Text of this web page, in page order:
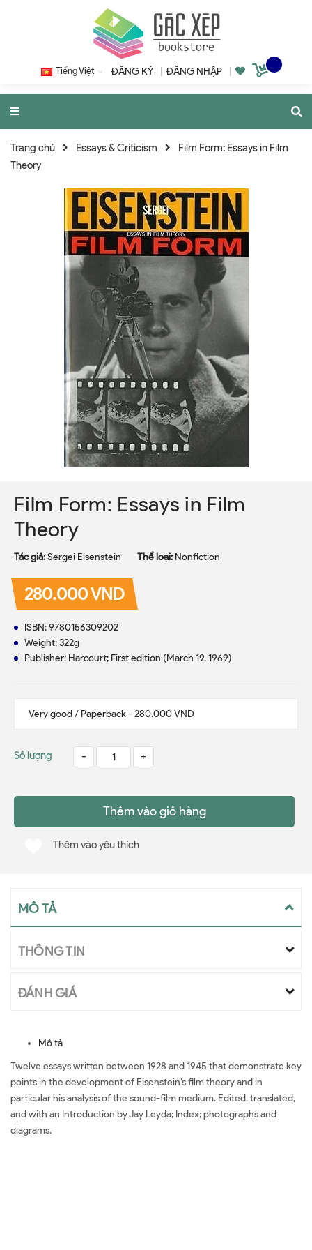
Tiếng Việt ĐĂNG KÝ ĐĂNG NHẬP
Trang chủ Essays & Criticism
Film Form: Essays in Film
Theory
Film Form: Essays in Film
Theory
Tác giả:Sergei Eisenstein Thể loại: Nonfiction
280.000 VND
ISBN:9780156309202
Weight: 322g
Publisher: Harcourt; First edition (March 19, 1969)
Số lượng - +
Thêm vào giỏ hàng
Thêm vào yêu thích
MÔ TẢ
THÔNG TIN
ĐÁNH GIÁ
Mô tả
Twelve essays written between 1928 and 1945 that demonstrate key
points in the development of Eisenstein’s film theory and in
particular his analysis of the sound-film medium. Edited, translated,
and with an Introduction by Jay Leyda; Index; photographs and
diagrams.